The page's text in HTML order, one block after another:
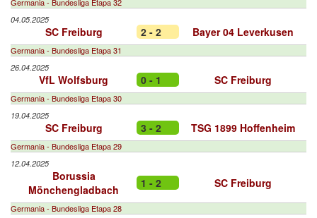
04.05.2025
SC Freiburg 2 - 2 Bayer 04 Leverkusen
Germania - Bundesliga Etapa 31
26.04.2025
VfL Wolfsburg 0 - 1 SC Freiburg
Germania - Bundesliga Etapa 30
19.04.2025
SC Freiburg 3 - 2 TSG 1899 Hoffenheim
Germania - Bundesliga Etapa 29
12.04.2025
Borussia
Mönchengladbach
1 - 2 SC Freiburg
Germania - Bundesliga Etapa 28